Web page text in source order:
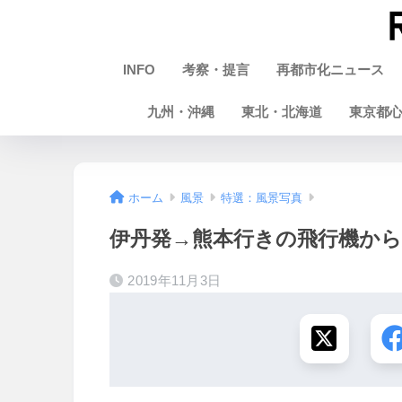
INFO 考察・提言 再都市化ニュース
九州・沖縄 東北・北海道 東京都心
ホーム 風景 特選：風景写真
伊丹発→熊本行きの飛行機か
2019年11月3日